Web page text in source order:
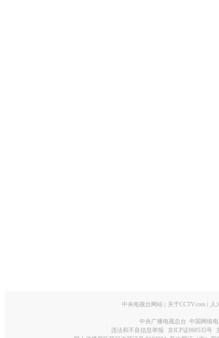
中央电视台网站 关于CCTV.com 人
中央广播电视总台 中国网络
违法和不良信息举报
京ICP证060535号